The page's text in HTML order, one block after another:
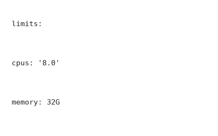
limits:
cpus: '8.0'
memory: 32G